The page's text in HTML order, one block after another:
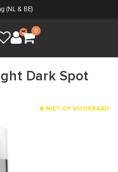
(NL & BE)
0
Dark Spot
NIET OP VOORRAAD